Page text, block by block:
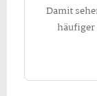
Damit
häufiger